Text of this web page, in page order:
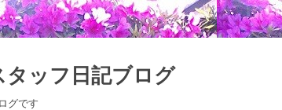
タッフ日記ブログ
グです